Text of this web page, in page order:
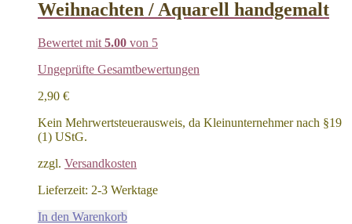
Weihnachten / Aquarell handgemalt
Bewertet mit 5.00 von 5
Ungeprüfte Gesamtbewertungen
2,90 €
Kein Mehrwertsteuerausweis, da Kleinunternehmer nach §19
(1) UStG.
zzgl. Versandkosten
Lieferzeit: 2-3 Werktage
In den Warenkorb